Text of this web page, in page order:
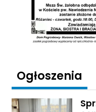
Ogłoszenia